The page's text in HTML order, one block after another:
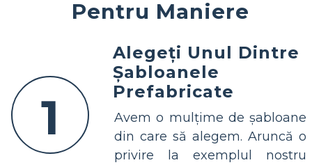
Pentru Maniere
1
Alegeți Unul Dintre
Șabloanele
Prefabricate
Avem o mulțime de șabloane
din care să alegem. Aruncă o
privire la exemplul nostru